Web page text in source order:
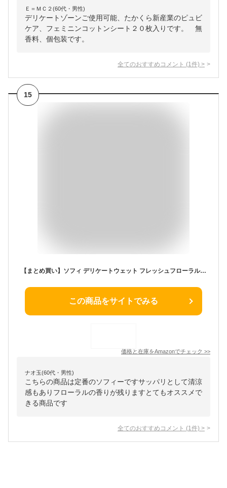
Ｅ＝ＭＣ２(60代・男性)
デリケートゾーンご使用可能、たかくら新産業のピュビ
ケア、フェミニンコットンシート２０枚入りです。 無
香料、個包装です。
全てのおすすめコメント (1 件) >
15
【まとめ買い】ソフィ デリケートウェット フレッシュフローラルの香り 12枚入り(6枚×2P)×6個セット(unicharm Sofy)
この商品をサイトでみる
価格と在庫をAmazonでチェック >>
ナオ玉(60代・男性)
こちらの商品は定番のソフィーですサッパリとして清涼
感もありフローラルの香りが残りますとてもオススメで
きる商品です
全てのおすすめコメント (1 件) >